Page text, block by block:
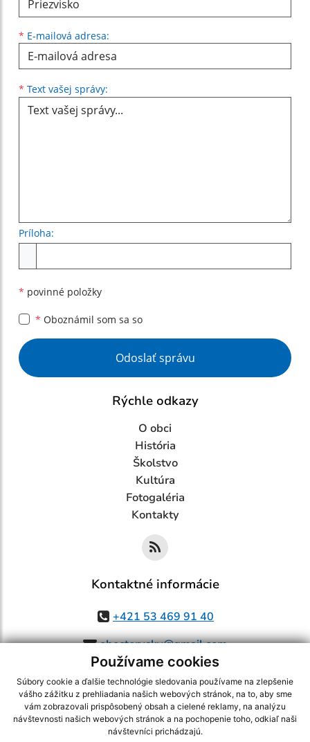
Používame cookies
Súbory cookie a ďalšie technológie sledovania používame na zlepšenie
vášho zážitku z prehliadania našich webových stránok, na to, aby sme
vám zobrazovali prispôsobený obsah a cielené reklamy, na analýzu
návštevnosti našich webových stránok a na pochopenie toho, odkiaľ naši
návštevníci prichádzajú.
* E-mailová adresa:
* Text vašej správy:
Príloha:
* povinné položky
* Oboznámil som sa so
Google reCaptcha Response
Odoslať správu
Rýchle odkazy
O obci
História
Školstvo
Kultúra
Fotogaléria
Kontakty
Kontaktné informácie
+421 53 469 91 40
obectorysky@gmail.com
využite možnosť získavania aktuálnych informácií s využitím RSS
CMS systém (redakčný) systém ECHELON 2,Mapa stránok,web portál
webex.digital, s.r.o.,domény,registrácia domény